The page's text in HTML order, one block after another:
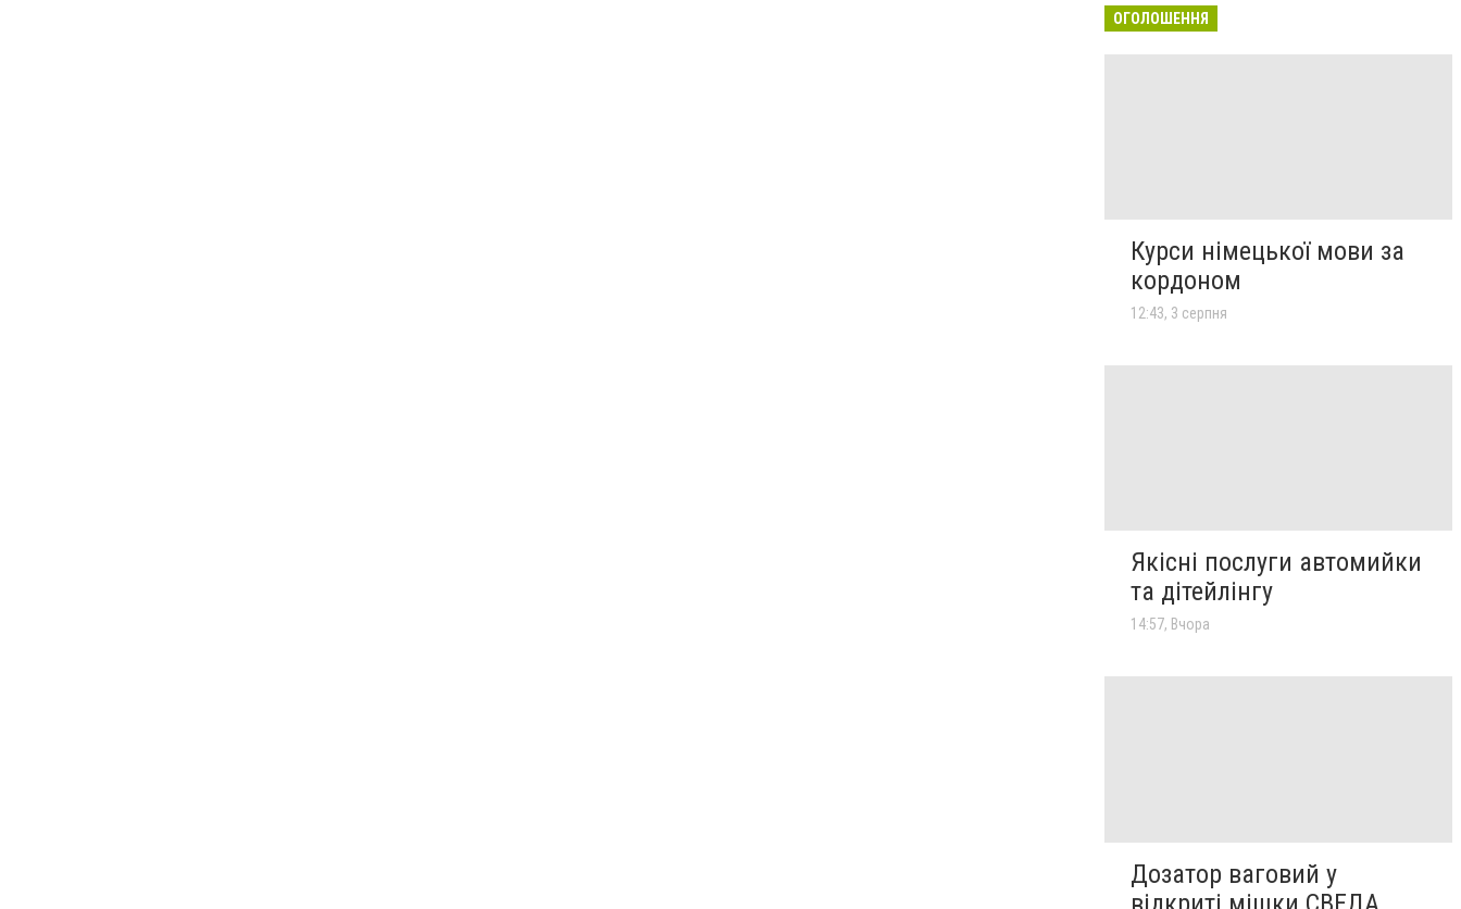
ОГОЛОШЕННЯ
Курси німецької мови за
кордоном
12:43, 3 серпня
Якісні послуги автомийки
та дітейлінгу
14:57, Вчора
Дозатор ваговий у